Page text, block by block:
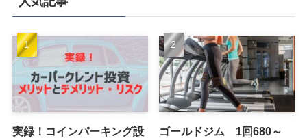
実録！コインパーキング設
ゴールドジム 1回680～